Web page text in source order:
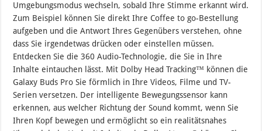
Umgebungsmodus wechseln, sobald Ihre Stimme erkannt wird.
Zum Beispiel können Sie direkt Ihre Coffee to go-Bestellung
aufgeben und die Antwort Ihres Gegenübers verstehen, ohne
dass Sie irgendetwas drücken oder einstellen müssen.
Entdecken Sie die 360 Audio-Technologie, die Sie in Ihre
Inhalte eintauchen lässt. Mit Dolby Head Tracking™ können die
Galaxy Buds Pro Sie förmlich in Ihre Videos, Filme und TV-
Serien versetzen. Der intelligente Bewegungssensor kann
erkennen, aus welcher Richtung der Sound kommt, wenn Sie
Ihren Kopf bewegen und ermöglicht so ein realitätsnahes